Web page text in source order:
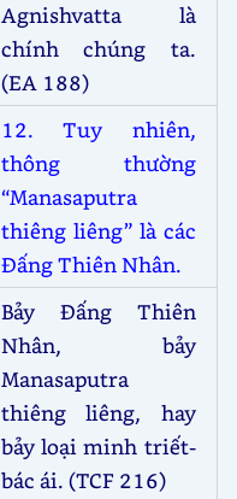
Agnishvatta là
chính chúng ta.
(EA 188)
12. Tuy nhiên,
thông thường
“Manasaputra
thiêng liêng” là các
Đấng Thiên Nhân.
Bảy Đấng Thiên
Nhân, bảy
Manasaputra
thiêng liêng, hay
bảy loại minh triết-
bác ái. (TCF 216)